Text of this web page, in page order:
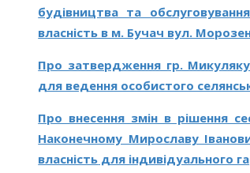
будівництва та
власність в м. Бучач вул.
Про затвердження гр.
для ведення особистого
Про внесення змін в рішення
Наконечному Мирославу
власність для індивідуального